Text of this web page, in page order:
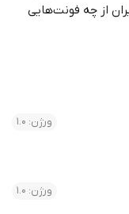
از چه فونت‌هایی
ورژن: 1.0
ورژن: 1.0